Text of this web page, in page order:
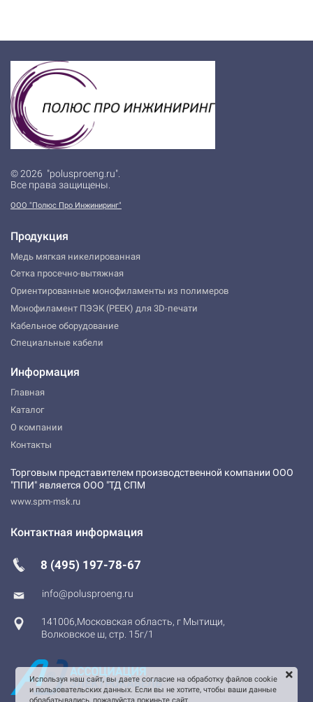
© 2026 "polusproeng.ru".
Все права защищены.
ООО "Полюс Про Инжиниринг"
Продукция
Медь мягкая никелированная
Сетка просечно-вытяжная
Ориентированные монофиламенты из полимеров
Монофиламент ПЭЭК (РЕЕК) для 3D-печати
Кабельное оборудование
Специальные кабели
Информация
Главная
Каталог
О компании
Контакты
Торговым представителем производственной компании ООО
"ППИ" является ООО "ТД СПМ
www.spm-msk.ru
Контактная информация
8 (495) 197-78-67
info@polusproeng.ru
141006,Московская область, г Мытищи,
Волковское ш, стр. 15г/1
Используя наш сайт, вы даете согласие на обработку файлов cookie
и пользовательских данных. Если вы не хотите, чтобы ваши данные